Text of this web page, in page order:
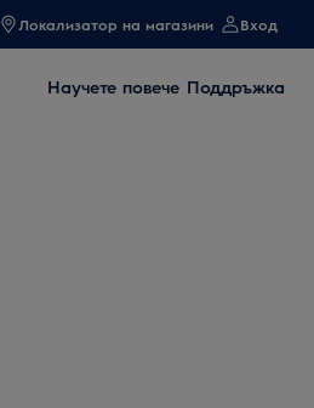
Локализатор на магазини Вход
Научете повече Поддръжка